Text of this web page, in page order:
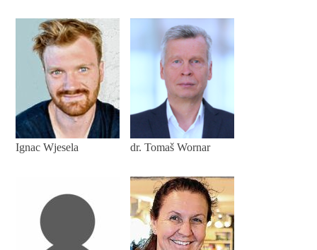
Ignac Wjesela dr. Tomaš Wornar